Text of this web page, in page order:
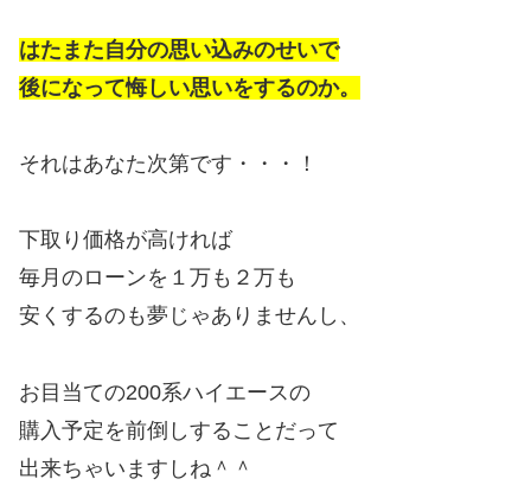
はたまた自分の思い込みのせいで
後になって悔しい思いをするのか。
それはあなた次第です・・・！
下取り価格が高ければ
毎月のローンを１万も２万も
安くするのも夢じゃありませんし、
お目当ての200系ハイエースの
購入予定を前倒しすることだって
出来ちゃいますしね＾＾